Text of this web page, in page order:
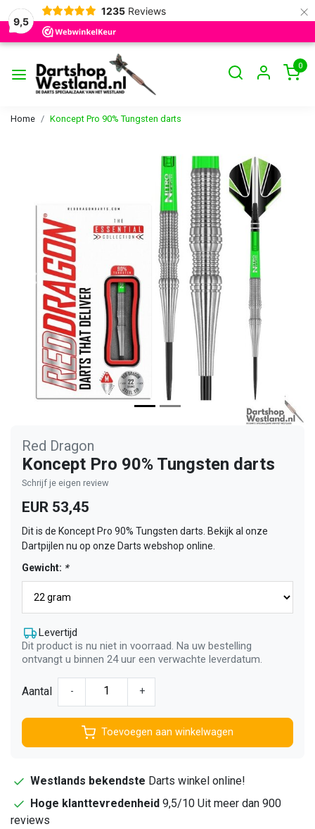
9,5
1235 Reviews ×
0
Home Koncept Pro 90% Tungsten darts
Vorige
Red Dragon
Koncept Pro 90% Tungsten darts
Schrijf je eigen review
EUR 53,45
Dit is de Koncept Pro 90% Tungsten darts. Bekijk al onze
Dartpijlen nu op onze Darts webshop online.
Gewicht: *
Levertijd
Dit product is nu niet in voorraad. Na uw bestelling
ontvangt u binnen 24 uur een verwachte leverdatum.
Aantal - +
Toevoegen aan winkelwagen
Westlands bekendste Darts winkel online!
Hoge klanttevredenheid 9,5/10 Uit meer dan 900
reviews